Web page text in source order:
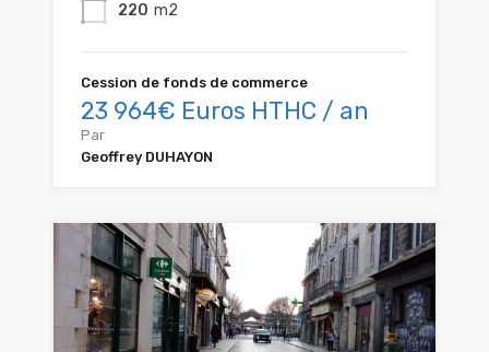
220 m2
Cession de fonds de commerce
23 964€ Euros HTHC / an
Par
Geoffrey DUHAYON